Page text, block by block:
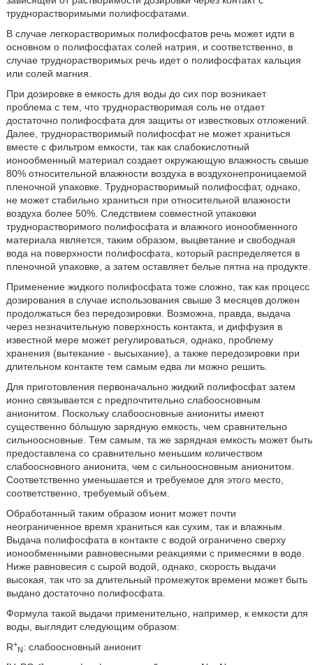
труднорастворимыми полифосфатами.
В случае легкорастворимых полифосфатов речь может идти в
основном о полифосфатах солей натрия, и соответственно, в
случае труднорастворимых речь идет о полифосфатах кальция
или солей магния.
При дозировке в емкость для воды до сих пор возникает
проблема с тем, что труднорастворимая соль не отдает
достаточно полифосфата для защиты от известковых отложений.
Далее, труднорастворимый полифосфат не может храниться
вместе с фильтром емкости, так как слабокислотный
ионообменный материал создает окружающую влажность свыше
80% относительной влажности воздуха в воздухонепроницаемой
пленочной упаковке. Труднорастворимый полифосфат, однако,
не может стабильно храниться при относительной влажности
воздуха более 50%. Следствием совместной упаковки
труднорастворимого полифосфата и влажного ионообменного
материала является, таким образом, выцветание и свободная
вода на поверхности полифосфата, который распределяется в
пленочной упаковке, а затем оставляет белые пятна на продукте.
Применение жидкого полифосфата тоже сложно, так как процесс
дозирования в случае использования свыше 3 месяцев должен
продолжаться без передозировки. Возможна, правда, выдача
через незначительную поверхность контакта, и диффузия в
известной мере может регулироваться, однако, проблему
хранения (вытекание - высыхание), а также передозировки при
длительном контакте тем самым едва ли можно решить.
Для приготовления первоначально жидкий полифосфат затем
ионно связывается с предпочтительно слабоосновным
анионитом. Поскольку слабоосновные аниониты имеют
существенно бόльшую зарядную емкость, чем сравнительно
сильноосновные. Тем самым, та же зарядная емкость может быть
предоставлена со сравнительно меньшим количеством
слабоосновного анионита, чем с сильноосновным анионитом.
Соответственно уменьшается и требуемое для этого место,
соответственно, требуемый объем.
Обработанный таким образом ионит может почти
неограниченное время храниться как сухим, так и влажным.
Выдача полифосфата в контакте с водой ограничено сверху
ионообменными равновесными реакциями с примесями в воде.
Ниже равновесия с сырой водой, однако, скорость выдачи
высокая, так что за длительный промежуток времени может быть
выдано достаточно полифосфата.
Формула такой выдачи применительно, например, к емкости для
воды, выглядит следующим образом:
R+
N: слабоосновный анионит